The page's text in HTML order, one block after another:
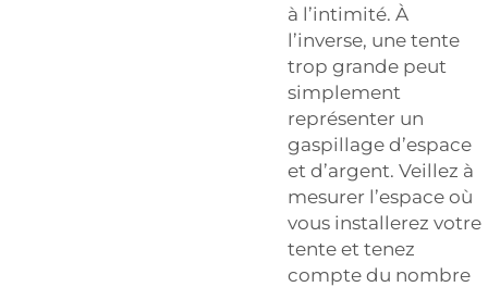
à l’intimité. À
l’inverse, une tente
trop grande peut
simplement
représenter un
gaspillage d’espace
et d’argent. Veillez à
mesurer l’espace où
vous installerez votre
tente et tenez
compte du nombre